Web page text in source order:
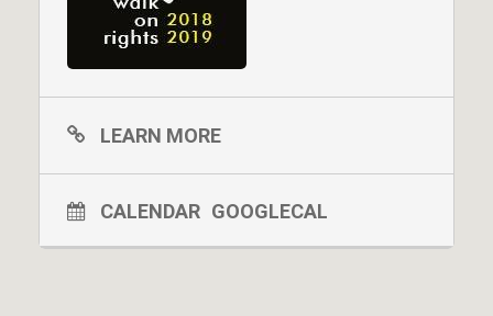
LEARN MORE
CALENDAR GOOGLECAL